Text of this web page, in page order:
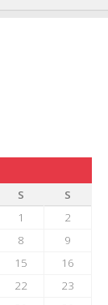
S
S
1
2
8
9
15
16
22
23